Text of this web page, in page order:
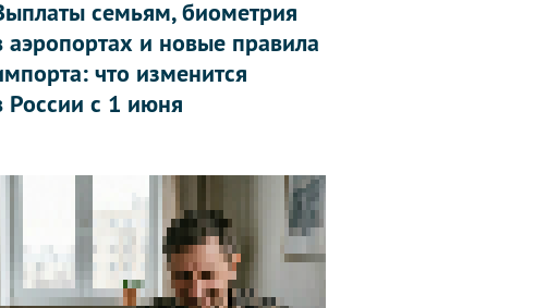
семьям, биометрия
аэропортах и новые правила
что изменится
России с 1 июня